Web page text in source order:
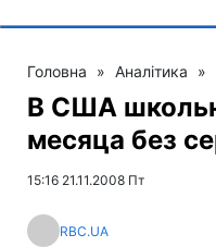
Головна » Аналітика »
В США
месяца без
15:16 21.11.2008 Пт
RBC.UA